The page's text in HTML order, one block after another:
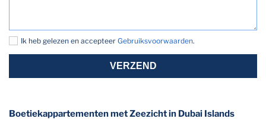
Ik heb gelezen en accepteer Gebruiksvoorwaarden.
VERZEND
Boetiekappartementen met Zeezicht in Dubai Islands